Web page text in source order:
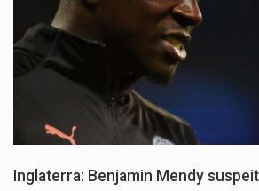
Inglaterra: Benjamin Mendy